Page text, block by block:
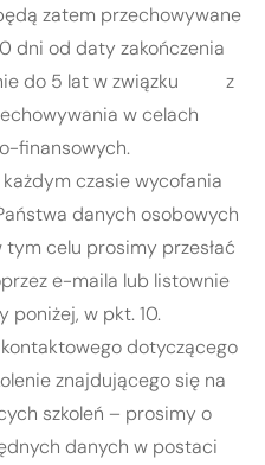
zatem przechowywane
dni od daty zakończenia
do 5 lat w związku z
w celach
finansowych.
czasie wycofania
danych osobowych
tym celu prosimy przesłać
e-maila lub listownie
poniżej, w pkt. 10.
dotyczącego
znajdującego się na
szkoleń – prosimy o
danych w postaci